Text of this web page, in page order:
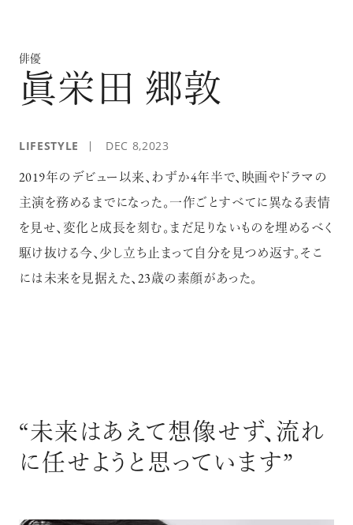
俳優
眞栄田 郷敦
LIFESTYLE DEC 8,2023
2019年のデビュー以来、わずか4年半で、映画やドラマの
主演を務めるまでになった。一作ごとすべてに異なる表情
を見せ、変化と成長を刻む。まだ足りないものを埋めるべく
駆け抜ける今、少し立ち止まって自分を見つめ返す。そこ
には未来を見据えた、23歳の素顔があった。
“未来はあえて想像せず、流れ
に任せようと思っています”